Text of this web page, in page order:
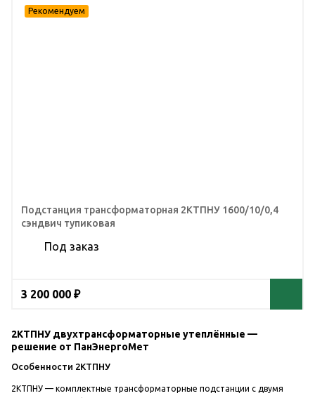
Подстанция трансформаторная 2КТПНУ 1600/10/0,4
сэндвич тупиковая
Под заказ
3 200 000 ₽
2КТПНУ двухтрансформаторные утеплённые —
решение от ПанЭнергоМет
Особенности 2КТПНУ
2КТПНУ — комплектные трансформаторные подстанции с двумя